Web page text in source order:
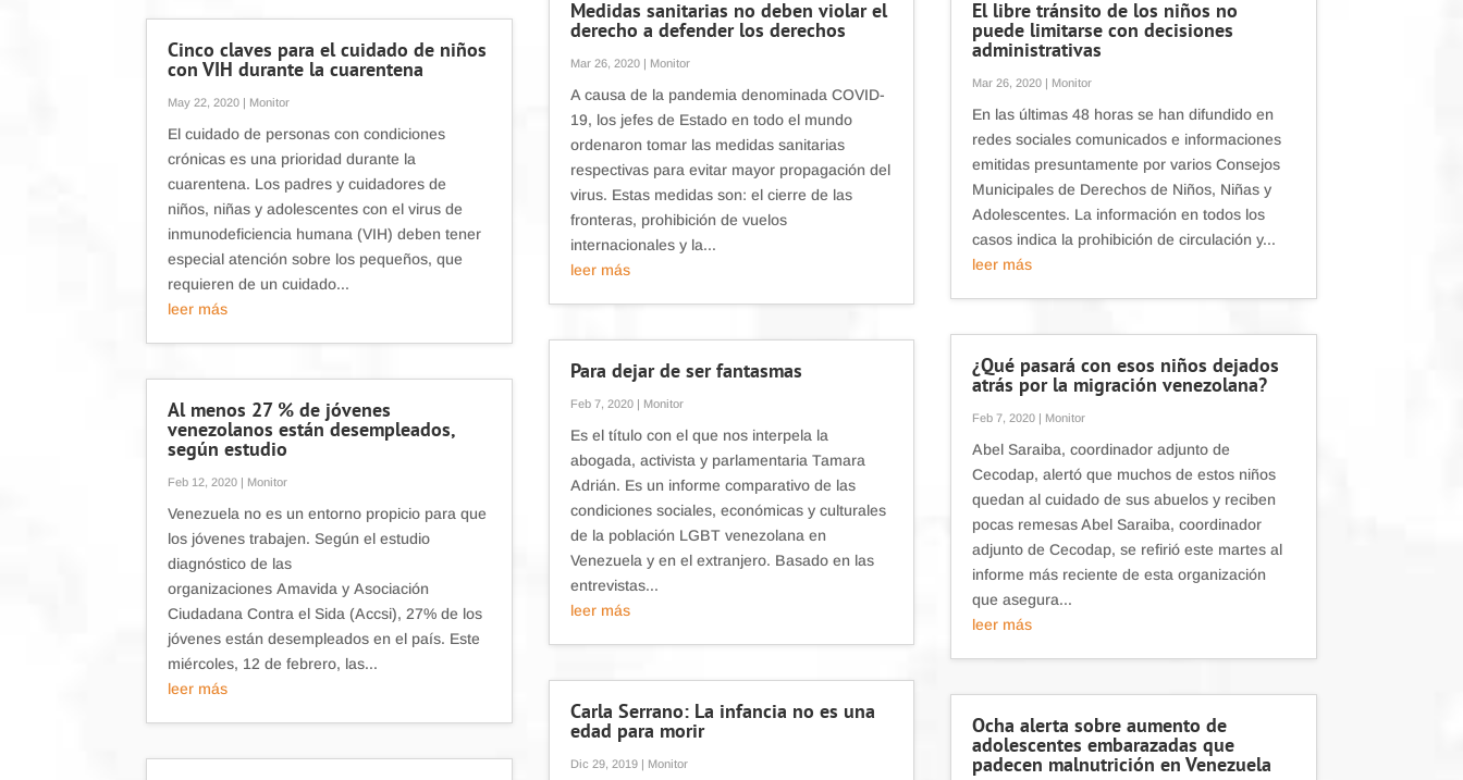
Cinco claves para el cuidado de niños
con VIH durante la cuarentena
May 22, 2020 | Monitor
El cuidado de personas con condiciones
crónicas es una prioridad durante la
cuarentena. Los padres y cuidadores de
niños, niñas y adolescentes con el virus de
inmunodeficiencia humana (VIH) deben tener
especial atención sobre los pequeños, que
requieren de un cuidado...
leer más
Al menos 27 % de jóvenes
venezolanos están desempleados,
según estudio
Feb 12, 2020 | Monitor
Venezuela no es un entorno propicio para que
los jóvenes trabajen. Según el estudio
diagnóstico de las
organizaciones Amavida y Asociación
Ciudadana Contra el Sida (Accsi), 27% de los
jóvenes están desempleados en el país. Este
miércoles, 12 de febrero, las...
leer más
Medidas sanitarias no deben violar el
derecho a defender los derechos
Mar 26, 2020| Monitor
A causa de la pandemia denominada COVID-
19, los jefes de Estado en todo el mundo
ordenaron tomar las medidas sanitarias
respectivas para evitar mayor propagación del
virus. Estas medidas son: el cierre de las
fronteras, prohibición de vuelos
internacionales y la...
leer más
Para dejar de ser fantasmas
Feb 7, 2020| Monitor
Es el título con el que nos interpela la
abogada, activista y parlamentaria Tamara
Adrián. Es un informe comparativo de las
condiciones sociales, económicas y culturales
de la población LGBT venezolana en
Venezuela y en el extranjero. Basado en las
entrevistas...
leer más
Carla Serrano: La infancia no es una
edad para morir
Dic 29, 2019| Monitor
El libre tránsito de los niños no
puede limitarse con decisiones
administrativas
Mar 26, 2020| Monitor
En las últimas 48 horas se han difundido en
redes sociales comunicados e informaciones
emitidas presuntamente por varios Consejos
Municipales de Derechos de Niños, Niñas y
Adolescentes. La información en todos los
casos indica la prohibición de circulación y...
leer más
¿Qué pasará con esos niños dejados
atrás por la migración venezolana?
Feb 7, 2020| Monitor
Abel Saraiba, coordinador adjunto de
Cecodap, alertó que muchos de estos niños
quedan al cuidado de sus abuelos y reciben
pocas remesas Abel Saraiba, coordinador
adjunto de Cecodap, se refirió este martes al
informe más reciente de esta organización
que asegura...
leer más
Ocha alerta sobre aumento de
adolescentes embarazadas que
padecen malnutrición en Venezuela